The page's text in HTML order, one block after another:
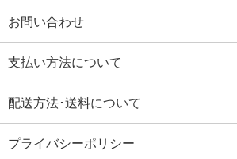
お問い合わせ
支払い方法について
配送方法･送料について
プライバシーポリシー